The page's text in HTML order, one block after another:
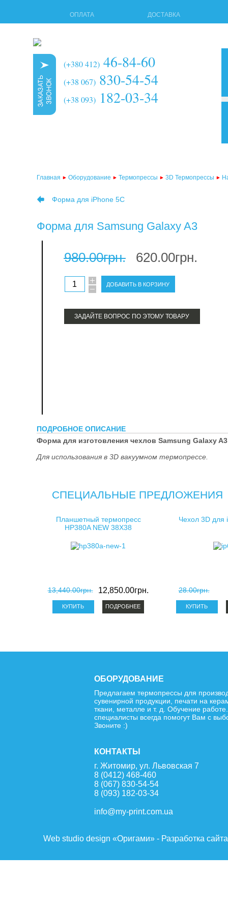
ОПЛАТА ДОСТАВКА
(+380 412) 46-84-60
(+38 067) 830-54-54
(+38 093) 182-03-34
Главная Оборудование Термопрессы 3D Термопрессы
Форма для iPhone 5C
Форма для Samsung Galaxy A3
980.00грн. 620.00грн.
ЗАДАЙТЕ ВОПРОС ПО ЭТОМУ ТОВАРУ
ПОДРОБНОЕ ОПИСАНИЕ
Форма для изготовления чехлов Samsung Galaxy
Для использования в 3D вакуумном термопрессе.
СПЕЦИАЛЬНЫЕ ПРЕДЛОЖЕНИЯ
Планшетный термопресс
HP380A NEW 38X38
13,440.00грн. 12,850.00грн.
ПОДРОБНЕЕ
Чехол 3D для
28.00грн.
ОБОРУДОВАНИЕ
Предлагаем термопрессы для
сувенирной продукции, печати на
ткани, металле и т. д. Обучение
специалисты всегда помогут Вам с
Звоните :)
КОНТАКТЫ
г. Житомир, ул. Львовская 7
8 (0412) 468-460
8 (067) 830-54-54
8 (093) 182-03-34
info@my-print.com.ua
Web studio design «Оригами» - Разработка